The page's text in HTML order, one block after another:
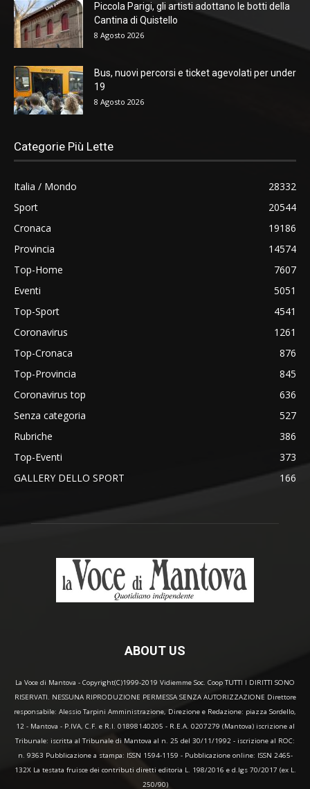
Piccola Parigi, gli artisti adottano le botti della
Cantina di Quistello
8 Agosto 2026
Bus, nuovi percorsi e ticket agevolati per under
19
8 Agosto 2026
Categorie Più Lette
Italia / Mondo
28332
Sport
20544
Cronaca
19186
Provincia
14574
Top-Home
7607
Eventi
5051
Top-Sport
4541
Coronavirus
1261
Top-Cronaca
876
Top-Provincia
845
Coronavirus top
636
Senza categoria
527
Rubriche
386
Top-Eventi
373
GALLERY DELLO SPORT
166
ABOUT US
La Voce di Mantova - Copyright(C)1999-2019 Vidiemme Soc. Coop TUTTI I DIRITTI SONO
RISERVATI. NESSUNA RIPRODUZIONE PERMESSA SENZA AUTORIZZAZIONE Direttore
responsabile: Alessio Tarpini Amministrazione, Direzione e Redazione: piazza Sordello,
12 - Mantova - P.IVA, C.F. e R.I. 01898140205 - R.E.A. 0207279 (Mantova) iscrizione al
Tribunale: iscritta al Tribunale di Mantova al n. 25 del 30/11/1992 - iscrizione al ROC:
n. 9363 Pubblicazione a stampa: ISSN 1594-1159 - Pubblicazione online: ISSN 2465-
132X La testata fruisce dei contributi diretti editoria L. 198/2016 e d.lgs 70/2017 (ex L.
250/90)